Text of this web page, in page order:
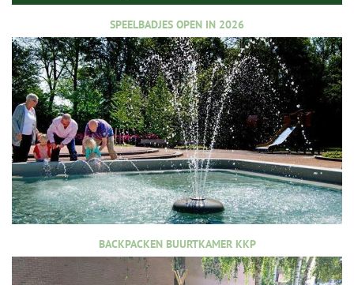
SPEELBADJES OPEN IN 2026
BACKPACKEN BUURTKAMER KKP